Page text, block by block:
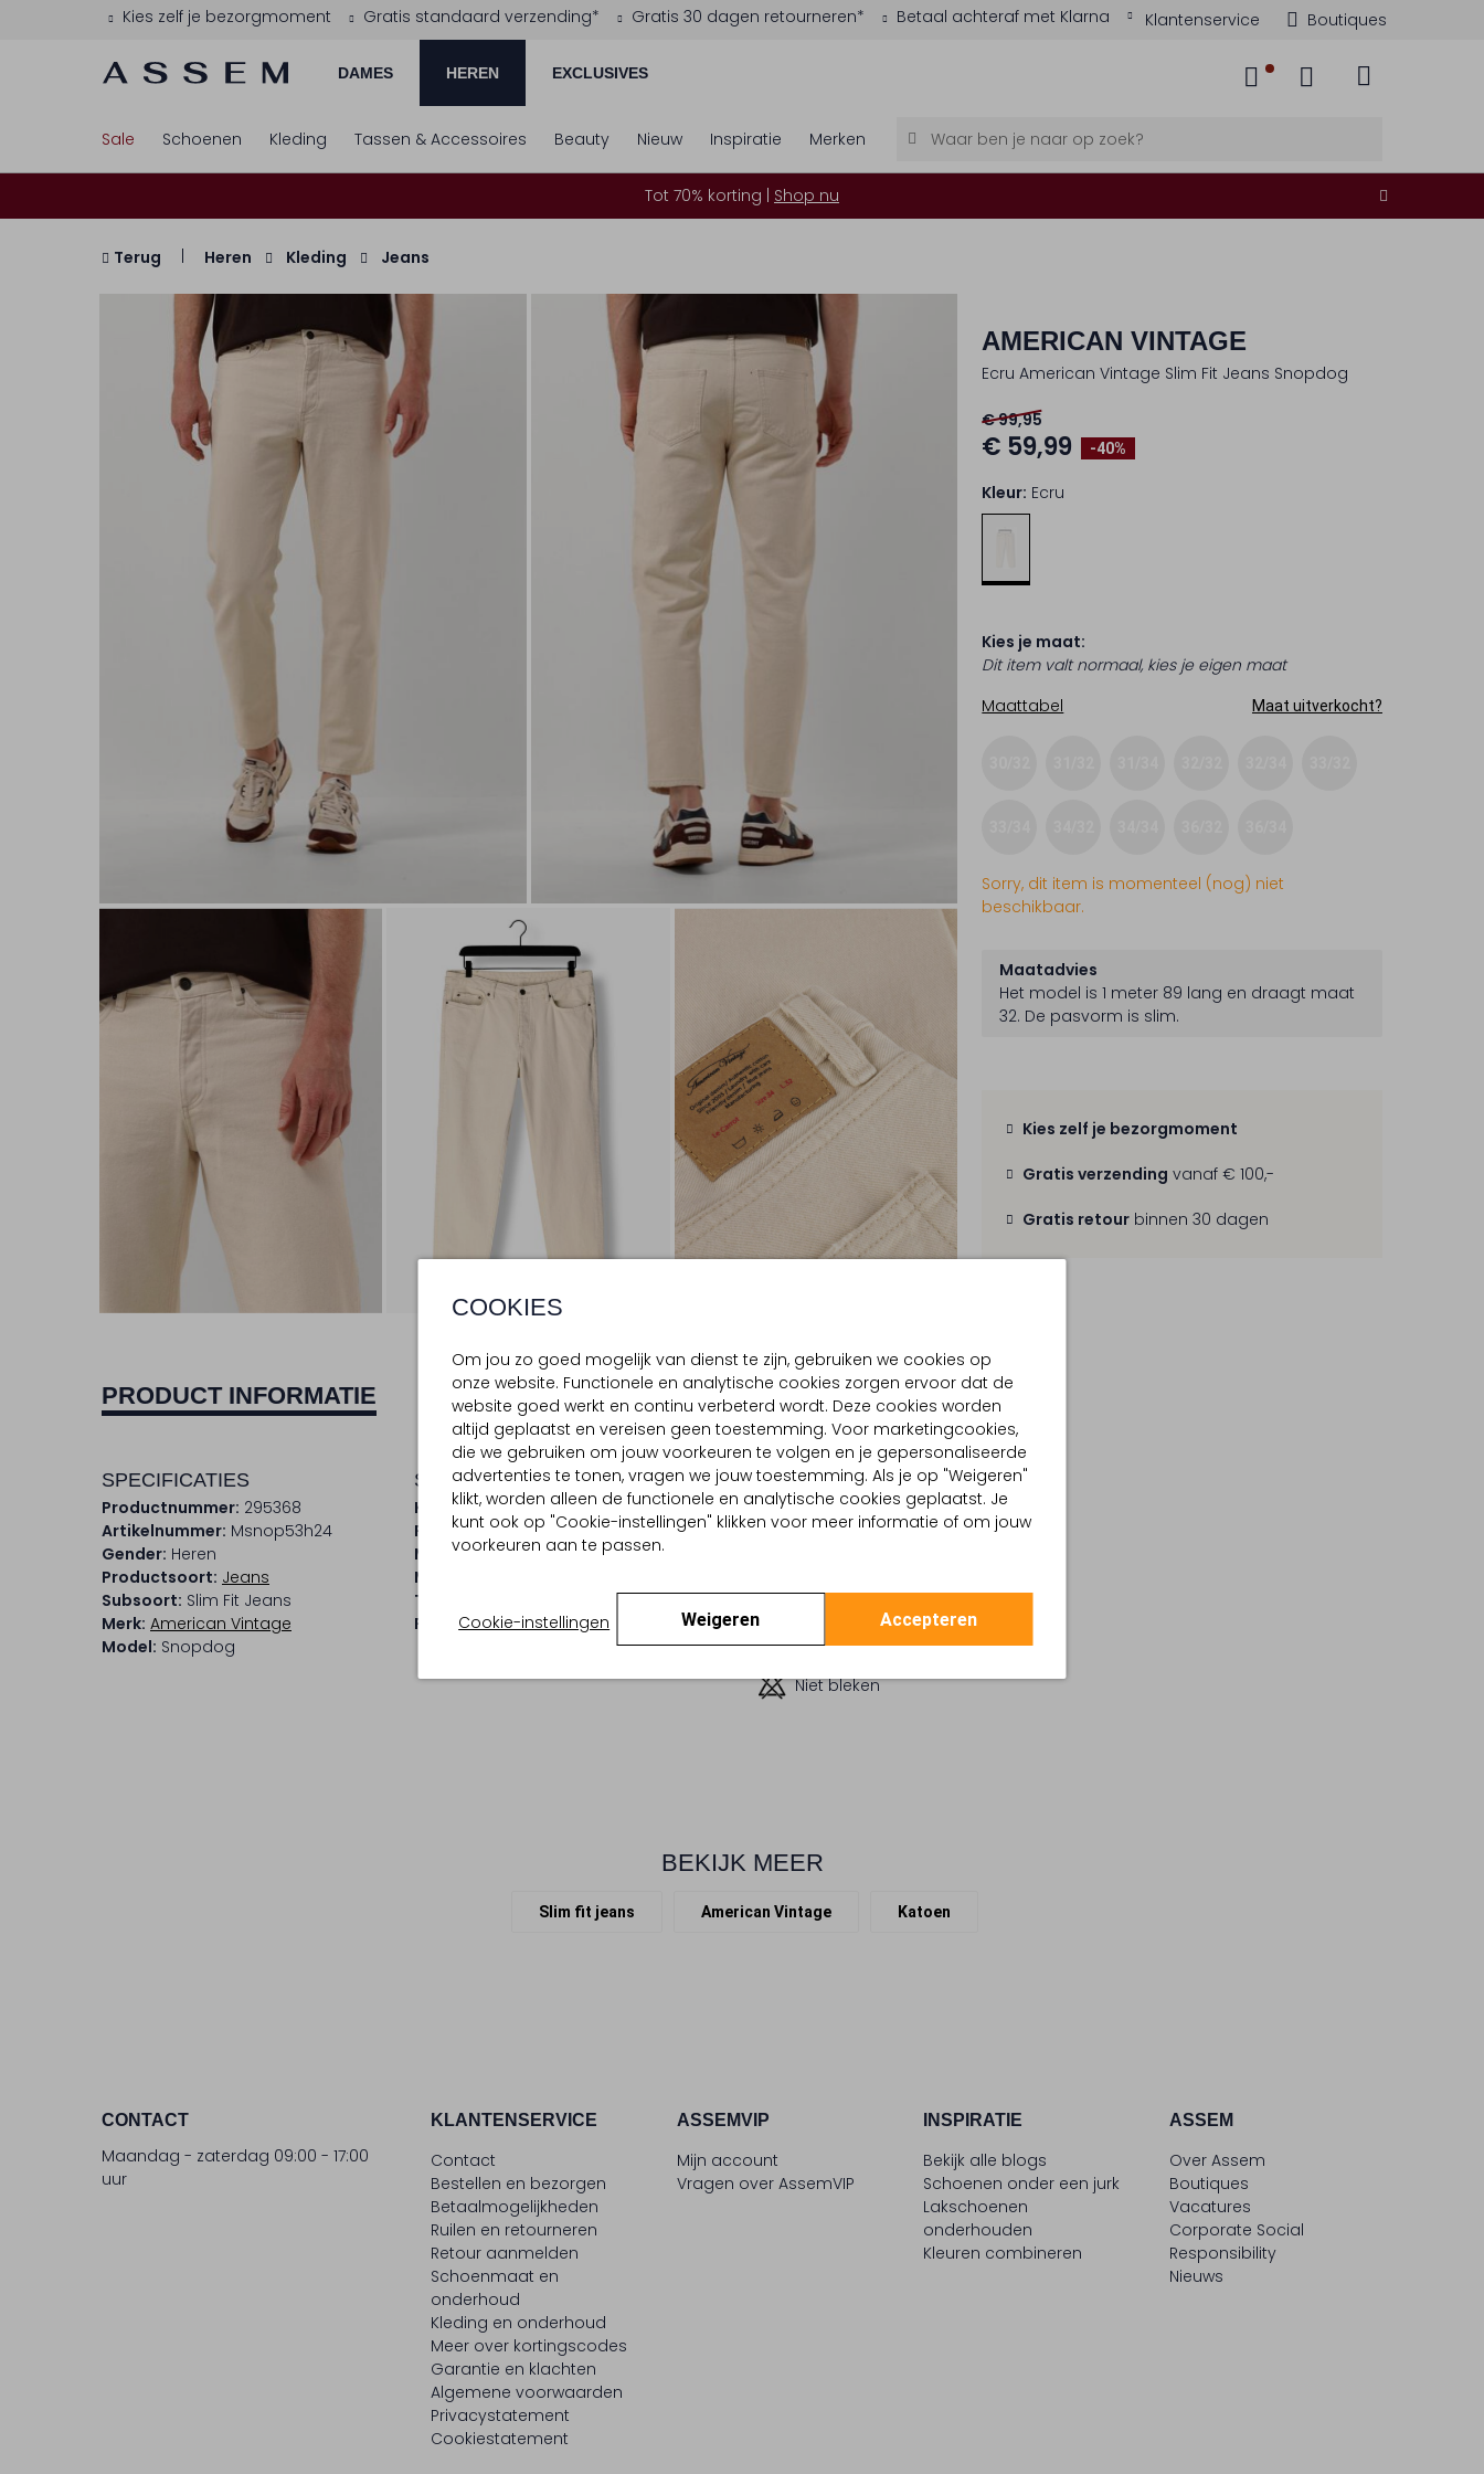
Kies zelf je bezorgmoment Gratis standaard verzending* Gratis 30 dagen retourneren* Betaal achteraf met Klarna Klantenservice Boutiques
DAMES HEREN EXCLUSIVES
COOKIES
Om jou zo goed mogelijk van dienst te zijn, gebruiken we cookies op
onze website. Functionele en analytische cookies zorgen ervoor dat de
website goed werkt en continu verbeterd wordt. Deze cookies worden
altijd geplaatst en vereisen geen toestemming. Voor marketingcookies,
die we gebruiken om jouw voorkeuren te volgen en je gepersonaliseerde
advertenties te tonen, vragen we jouw toestemming. Als je op "Weigeren"
klikt, worden alleen de functionele en analytische cookies geplaatst. Je
kunt ook op "Cookie-instellingen" klikken voor meer informatie of om jouw
voorkeuren aan te passen.
Cookie-instellingen Weigeren Accepteren
Sale Schoenen Kleding Tassen & Accessoires Beauty Nieuw Inspiratie Merken
Tot 70% korting | Shop nu
Terug Heren Kleding Jeans
AMERICAN VINTAGE
Ecru American Vintage Slim Fit Jeans Snopdog
-40%
€ 99,95
€ 59,99
Kleur: Ecru
Kies je maat:
Dit item valt normaal, kies je eigen maat
Maattabel
Maat uitverkocht?
Sorry, dit item is momenteel (nog) niet
beschikbaar.
Maatadvies
Het model is 1 meter 89 lang en draagt maat
32. De pasvorm is slim.
Kies zelf je bezorgmoment
Gratis verzending vanaf € 100,-
Gratis retour binnen 30 dagen
PRODUCT INFORMATIE BEZORGEN & RETOURNEREN
SPECIFICATIES
Productnummer: 295368
Artikelnummer: Msnop53h24
Gender: Heren
Productsoort: Jeans
Subsoort: Slim Fit Jeans
Merk: American Vintage
Model: Snopdog
SAMENSTELLING & PASVORM
Kleur: Ecru
Patroon: Effen
Materiaal: Katoen
Materiaalpercentages:
Taillehoogte:
Normale Taille
Pasvorm: Slim
WASVOORSCHRIFTEN
Normaal wassen op 40 °C
In de droogtrommel op lage
temperatuur
Niet chemisch reinigen
Niet bleken
BEKIJK MEER
Slim fit jeans American Vintage Katoen
CONTACT
Maandag - zaterdag 09:00 - 17:00
uur
KLANTENSERVICE
Contact
Bestellen en bezorgen
Betaalmogelijkheden
Ruilen en retourneren
Retour aanmelden
Schoenmaat en
onderhoud
Kleding en onderhoud
Meer over kortingscodes
Garantie en klachten
Algemene voorwaarden
Privacystatement
Cookiestatement
ASSEMVIP
Mijn account
Vragen over AssemVIP
INSPIRATIE
Bekijk alle blogs
Schoenen onder een jurk
Lakschoenen
onderhouden
Kleuren combineren
ASSEM
Over Assem
Boutiques
Vacatures
Corporate Social
Responsibility
Nieuws